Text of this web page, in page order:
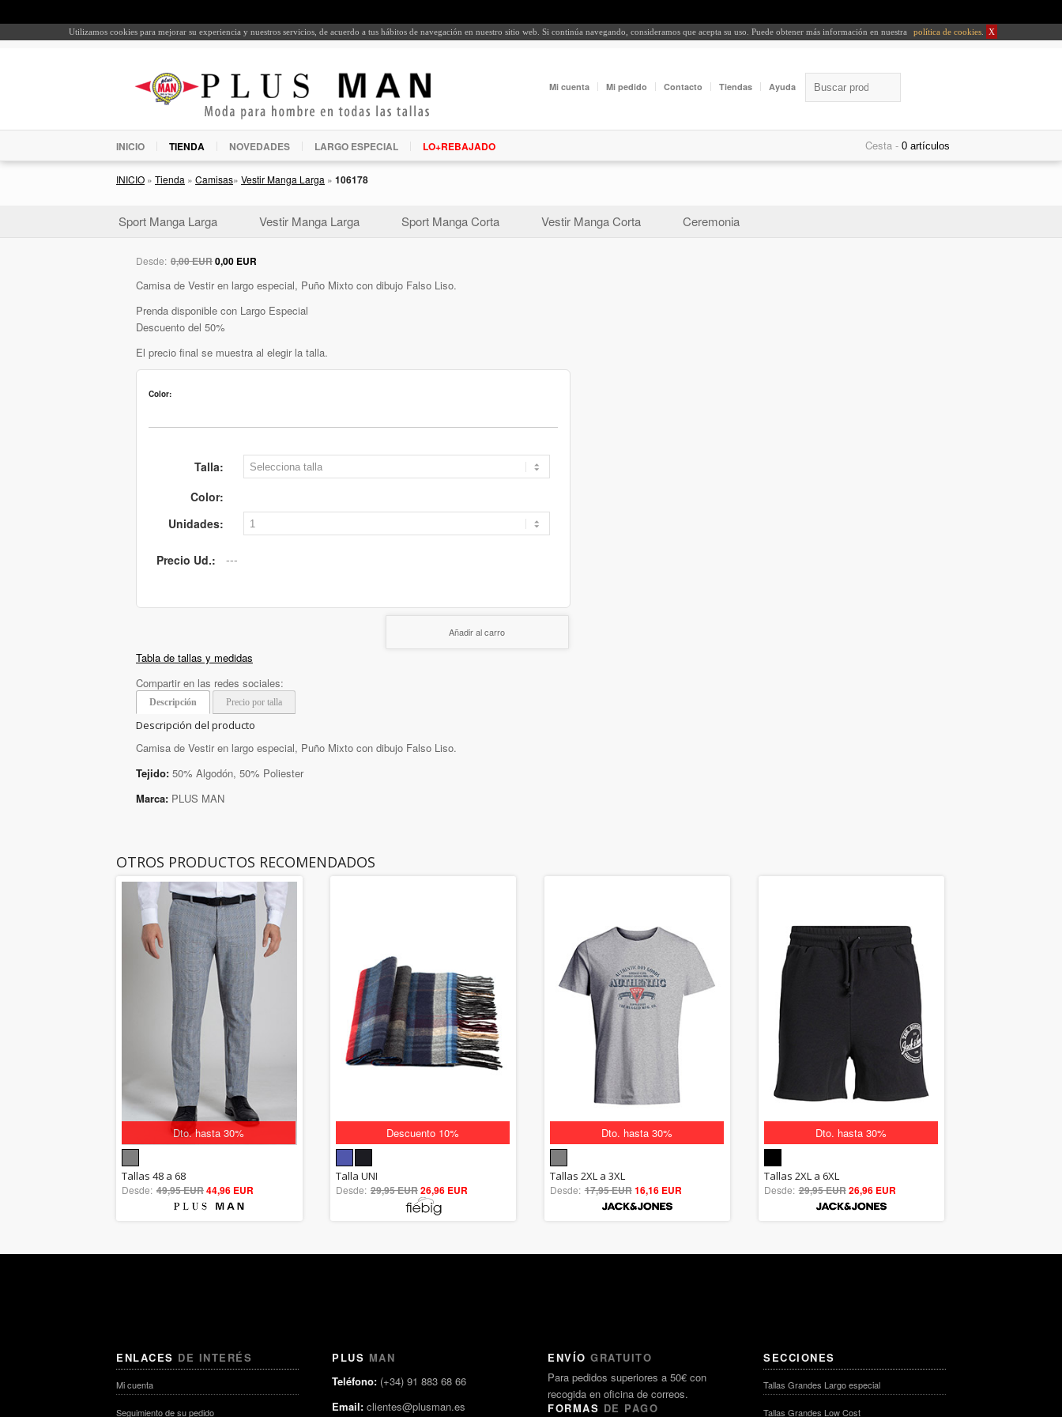
Utilizamos cookies para mejorar su experiencia y nuestros servicios, de acuerdo a tus hábitos de navegación en nuestro sitio web. Si continúa navegando, consideramos que acepta su uso. Puede obtener más información en nuestra política de cookies X
Mi cuenta Mi pedido Contacto Tiendas Ayuda
INICIO TIENDA NOVEDADES LARGO ESPECIAL LO+REBAJADO Cesta -
INICIO » Tienda » Camisas» Vestir Manga Larga » 106178
Sport Manga Larga Vestir Manga Larga Sport Manga Corta Vestir Manga Corta Ceremonia
Desde: 0,00 EUR0,00 EUR
Camisa de Vestir en largo especial, Puño Mixto con dibujo Falso Liso.
Prenda disponible con Largo Especial
Descuento del 50%
El precio final se muestra al elegir la talla.
Color:
Talla:
Color:
Unidades:
Precio Ud.:
Añadir al carro
Tabla de tallas y medidas
Compartir en las redes sociales:
Descripción Precio por talla
Descripción del producto
Camisa de Vestir en largo especial, Puño Mixto con dibujo Falso Liso.
Tejido: 50% Algodón, 50% Poliester
Marca: PLUS MAN
OTROS PRODUCTOS RECOMENDADOS
Dto. hasta 30%
5.00
out of 5
Tallas 48 a 68
Desde: 49,95 EUR44,96 EUR
Descuento 10%
out of 5
Talla UNI
Desde: 29,95 EUR26,96 EUR
Dto. hasta 30%
5.00
out of 5
Tallas 2XL a 3XL
Desde: 17,95 EUR16,16 EUR
Dto. hasta 30%
5.00
out of 5
Tallas 2XL a 6XL
Desde: 29,95 EUR26,96 EUR
ENLACES DE INTERÉS
Mi cuenta
Seguimiento de su pedido
PLUS MAN
Teléfono: (+34) 91 883 68 66
Email: clientes@plusman.es
ENVÍO GRATUITO
Para pedidos superiores a 50€ con
recogida en oficina de correos.
FORMAS DE PAGO
SECCIONES
Tallas Grandes Largo especial
Tallas Grandes Low Cost